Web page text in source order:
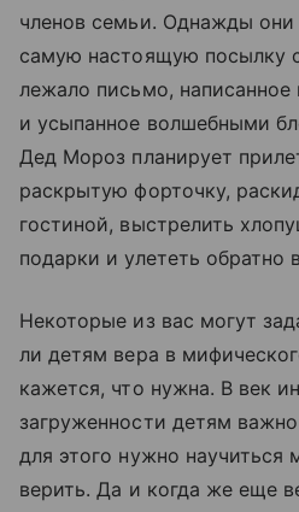
членов семьи. Однажды
самую настоящую посылку
лежало письмо,
и усыпанное волшебными
Дед Мороз планирует
раскрытую форточку,
гостиной, выстрелить
подарки и улететь обратно
Некоторые из вас могут
ли детям вера в
кажется, что нужна. В век
загруженности детям
для этого нужно научиться
верить. Да и когда же еще